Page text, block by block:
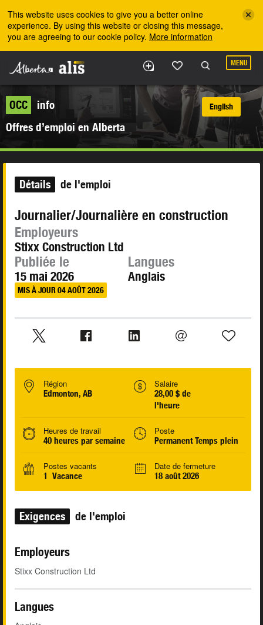
This website uses cookies to give you a better online
experience. By using this website or closing this message,
you are agreeing to our cookie policy. More information
MENU
OCC
info
Offres d’emploi en Alberta
English
Détails de l'emploi
Journalier/Journalière en construction
Employeurs
Stixx Construction Ltd
Publiée le
15 mai 2026
MIS À JOUR 04 AOÛT 2026
Langues
Anglais
Région
Edmonton, AB
Salaire
28,00 $ de
l'heure
Heures de travail
40 heures par semaine
Poste
Permanent Temps plein
Postes vacants
1 Vacance
Date de fermeture
18 août 2026
Exigences de l'emploi
Employeurs
Stixx Construction Ltd
Langues